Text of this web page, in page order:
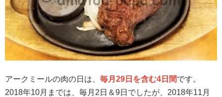
アークミールの肉の日は、 毎月29日を含む4日間です。
2018年10月までは、毎月2日＆9日でしたが、2018年11月